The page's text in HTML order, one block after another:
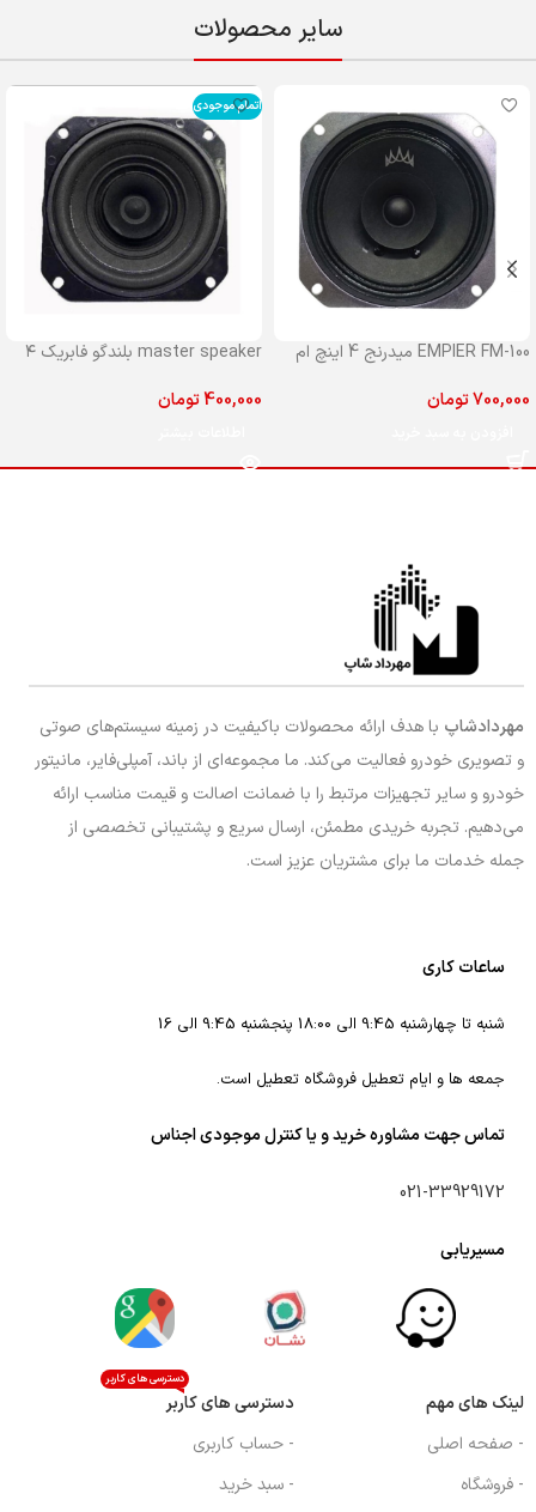
سایر محصولات
EMPIER FM-100 میدرنج 4 اینچ ام
700,000تومان
اتمام موجودی
master speaker بلندگو فابریک ۴
400,000تومان
مهردادشاپ با هدف ارائه محصولات باکیفیت در زمینه سیستم‌های صوتی
و تصویری خودرو فعالیت می‌کند. ما مجموعه‌ای از باند، آمپلی‌فایر، مانیتور
خودرو و سایر تجهیزات مرتبط را با ضمانت اصالت و قیمت مناسب ارائه
می‌دهیم. تجربه خریدی مطمئن، ارسال سریع و پشتیبانی تخصصی از
جمله خدمات ما برای مشتریان عزیز است.
ساعات کاری
شنبه تا چهارشنبه 9:45 الی 18:00 پنجشنبه 9:45 الی 16
جمعه ها و ایام تعطیل فروشگاه تعطیل است.
تماس جهت مشاوره خرید و یا کنترل موجودی اجناس
021-33929172
مسیریابی
لینک های مهم
- صفحه اصلی
- فروشگاه
دسترسی های کاربر
دسترسی های کاربر
- حساب کاربری
- سبد خرید